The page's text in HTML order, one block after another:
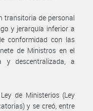
transitoria de personal
y jerarquía inferior a
conformidad con las
de Ministros en el
y descentralizada, a
de Ministerios (Ley
y se creó, entre